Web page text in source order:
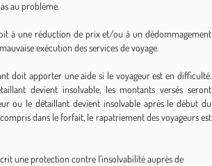
au problème.
à une réduction de prix et/ou à un dédommagement
exécution des services de voyage.
doit apporter une aide si le voyageur est en difficulté.
devient insolvable, les montants versés seront
ou le détaillant devient insolvable après le début du
dans le forfait, le rapatriement des voyageurs est
une protection contre l‘insolvabilité auprès de